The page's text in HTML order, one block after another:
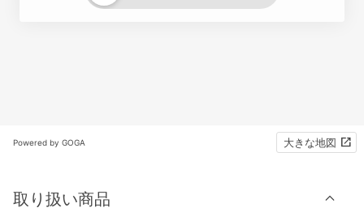
Powered by GOGA 大きな地図
取り扱い商品